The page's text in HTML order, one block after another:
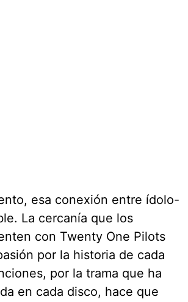
esa conexión entre ídolo-
La cercanía que los
con Twenty One Pilots
por la historia de cada
por la trama que ha
en cada disco, hace que